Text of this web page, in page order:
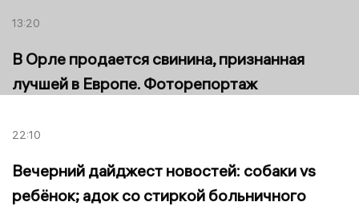
13:20
В Орле продается свинина, признанная
лучшей в Европе. Фоторепортаж
22:10
Вечерний дайджест новостей: собаки vs
ребёнок; адок со стиркой больничного